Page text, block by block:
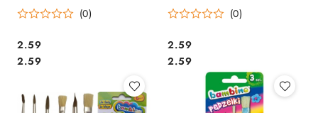
(0)
Cena:
2.59
Cena:
2.59
(0)
Cena:
2.59
Cena:
2.59